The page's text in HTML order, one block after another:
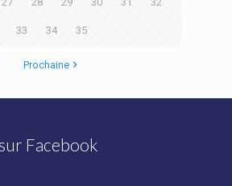
33 34 35
Prochaine
Facebook